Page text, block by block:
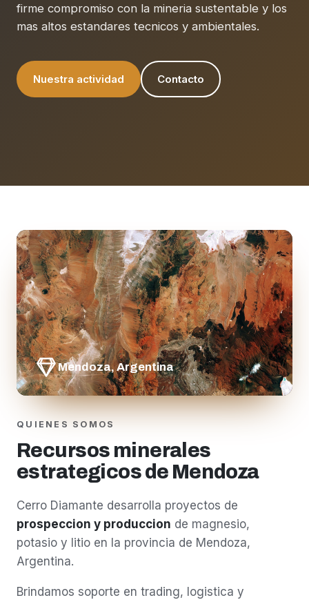
firme compromiso con la mineria sustentable y los
mas altos estandares tecnicos y ambientales.
Nuestra actividad Contacto
QUIENES SOMOS
Recursos minerales
estrategicos de Mendoza
Cerro Diamante desarrolla proyectos de
prospeccion y produccion de magnesio,
potasio y litio en la provincia de Mendoza,
Argentina.
Brindamos soporte en trading, logistica y
Mendoza, Argentina